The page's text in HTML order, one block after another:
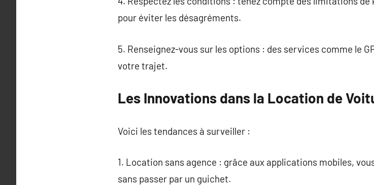
pour éviter les désagréments.
5. Renseignez-vous sur les options : des services comme le
votre trajet.
Les Innovations dans la Location de
Voici les tendances à surveiller :
1. Location sans agence : grâce aux applications mobiles,
sans passer par un guichet.